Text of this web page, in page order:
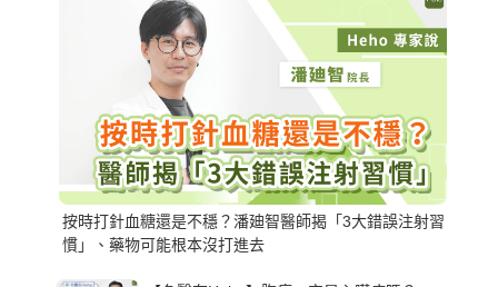
按時打針血糖還是不穩？潘廸智醫師揭「3大錯誤注射習
慣」、藥物可能根本沒打進去